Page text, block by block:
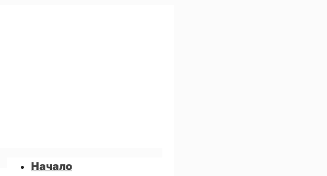
Начало